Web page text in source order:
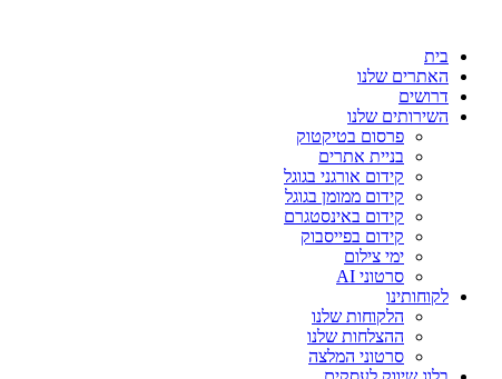
בית
האתרים שלנו
דרושים
השירותים שלנו
פרסום בטיקטוק
בניית אתרים
קידום אורגני בגוגל
קידום ממומן בגוגל
קידום באינסטגרם
קידום בפייסבוק
ימי צילום
סרטוני AI
לקוחותינו
הלקוחות שלנו
ההצלחות שלנו
סרטוני המלצה